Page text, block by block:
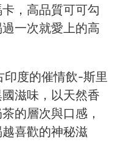
，高品質可可勾
一次就愛上的高
度的催情飲-斯里
滋味，以天然香
的層次與口感，
喜歡的神秘滋